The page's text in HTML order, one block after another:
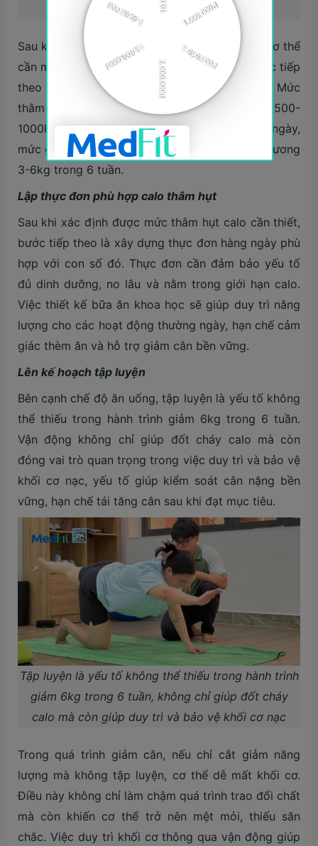
Trang web TDEE Calculator
Sau khi tính được TDEE, tức tổng năng lượng cơ thể
cần mỗi ngày đểduy trì cân nặng
hiện tại, bước tiếp
theo là tạo thâm hụt calo dựa trên con số này. Mức
thâm hụt phù hợp thường nằm trong khoảng 500-
1000kcal/ngày. Cụ thể, nếu giảm 1000kcal/ngày,
mức giảm có thể đạt khoảng 1kg/tuần, tương đương
3-6kg trong 6 tuần.
Lập thực đơn phù hợp calo thâm hụt
Sau khi xác định được mức thâm hụt calo cần thiết,
bước tiếp theo là xây dựng thực đơn hàng ngày phù
hợp với con số đó. Thực đơn cần đảm bảo yếu tố
đủ dinh dưỡng, no lâu và nằm trong giới hạn calo.
Việc thiết kế bữa ăn khoa học sẽ giúp duy trì năng
lượng cho các hoạt động thường ngày, hạn chế cảm
giác thèm ăn và hỗ trợ giảm cân bền vững.
Lên kế hoạch tập luyện
Bên cạnh chế độ ăn uống, tập luyện là yếu tố không
thể thiếu trong hành trình giảm 6kg trong 6 tuần.
Vận động không chỉ giúp đốt cháy calo mà còn
đóng vai trò quan trọng trong việc duy trì và bảo vệ
khối cơ nạc, yếu tố giúp kiểm soát cân nặng bền
vững, hạn chế tái tăng cân sau khi đạt mục tiêu.
Tập luyện là yếu tố không thể thiếu trong hành trình
giảm 6kg trong 6 tuần, không chỉ giúp đốt cháy
calo mà còn giúp duy trì và bảo vệ khối cơ nạc
Trong quá trình giảm cân, nếu chỉ cắt giảm năng
lượng mà không tập luyện, cơ thể dễ mất khối cơ.
Điều này không chỉ làm chậm quá trình trao đổi chất
mà còn khiến cơ thể trở nên mệt mỏi, thiếu săn
chắc. Việc duy trì khối cơ thông qua vận động giúp